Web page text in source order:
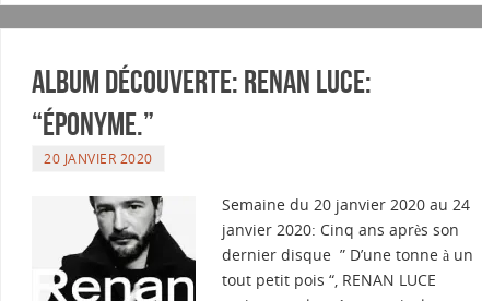
Album Découverte: Renan Luce:
“éponyme.”
20 JANVIER 2020
Semaine du 20 janvier 2020 au 24
janvier 2020: Cinq ans après son
dernier disque ” D’une tonne à un
tout petit pois “, RENAN LUCE